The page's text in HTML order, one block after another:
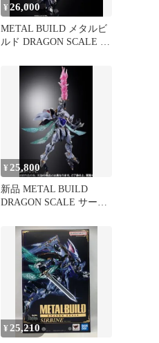
¥26,000
METAL BUILD メタルビ
ルド DRAGON SCALE サ
¥ 25,800
新品 METAL BUILD
DRAGON SCALE サーバ
¥ 25,210